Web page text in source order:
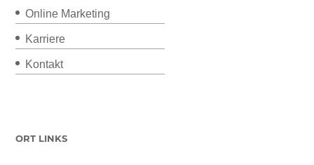
Online Marketing
Karriere
Kontakt
ORT LINKS